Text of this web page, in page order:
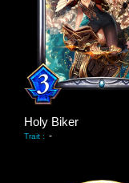
Holy Biker
Trait : -